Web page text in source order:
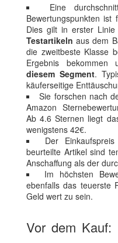
Eine
Bewertungspunkten ist
Dies gilt in erster
Testartikeln aus dem
die zweitbeste Klasse
Ergebnis
diesem Segment.
käuferseitige
Sie forschen nach
Amazon
Ab 4.6 Sternen liegt
wenigstens 42€.
Der
beurteilte Artikel sind
Anschaffung als der
Im höchsten
ebenfalls das teuerste
Geld wert zu sein.
Vor dem Kauf: